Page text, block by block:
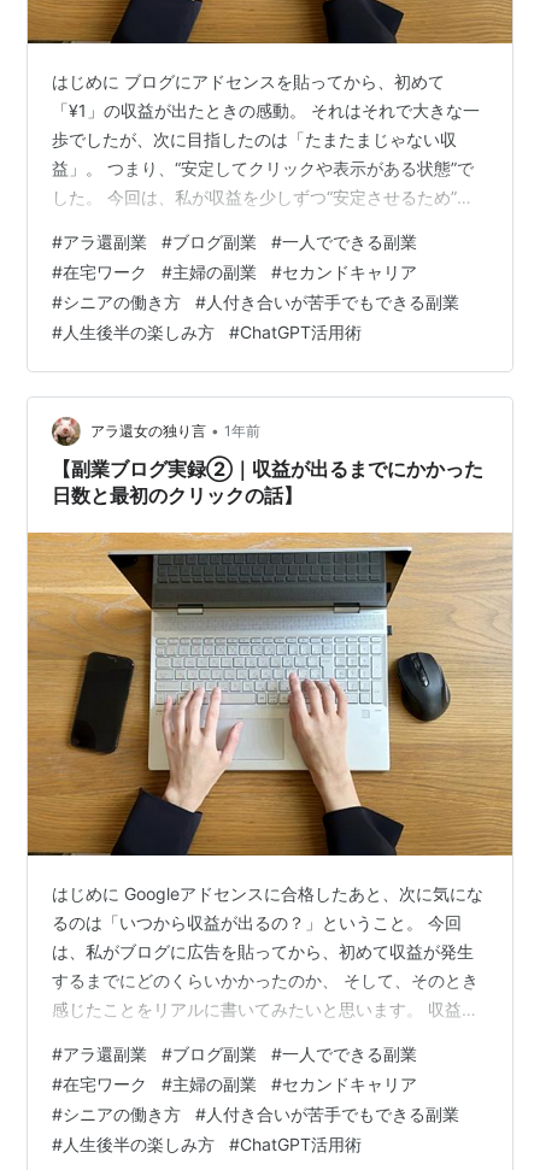
はじめに ブログにアドセンスを貼ってから、初めて
「¥1」の収益が出たときの感動。 それはそれで大きな一
歩でしたが、次に目指したのは「たまたまじゃない収
益」。 つまり、“安定してクリックや表示がある状態”で
した。 今回は、私が収益を少しずつ“安定させるため”に
は「毎日1円」からでもOK 最初は、毎日「0円だった
り、1円だったり」。 それでも、0が続かなくなってきた
というだけで、「前に進んでるな」と思えました。 私の
目標は月に数百円。 大きな金額ではないけれど、自分の
言葉で得られた報酬としては十分な達成感でした。 記事
数を増やすより“育てる”に注…
#アラ還副業 #ブログ副業 #一人でできる副業
#在宅ワーク #主婦の副業 #セカンドキャリア
#シニアの働き方 #人付き合いが苦手でもできる副業
#人生後半の楽しみ方 #ChatGPT活用術
アラ還女の独り言 • 1年前
【副業ブログ実録②｜収益が出るまでにかかった
日数と最初のクリックの話】
はじめに Googleアドセンスに合格したあと、次に気にな
るのは「いつから収益が出るの？」ということ。 今回
は、私がブログに広告を貼ってから、初めて収益が発生
するまでにどのくらいかかったのか、 そして、そのとき
感じたことをリアルに書いてみたいと思います。 収益が
て広告を設置してから、 約2週間後に「¥1」の収益が表
示されました。 クリック単価は1円台〜数十円と聞いてい
ましたが、 それでも「収益が出た」という事実が、思っ
ていた以上に嬉しかったです。 最初の1円の感動 画面に
#アラ還副業 #ブログ副業 #一人でできる副業
#在宅ワーク #主婦の副業 #セカンドキャリア
#シニアの働き方 #人付き合いが苦手でもできる副業
#人生後半の楽しみ方 #ChatGPT活用術